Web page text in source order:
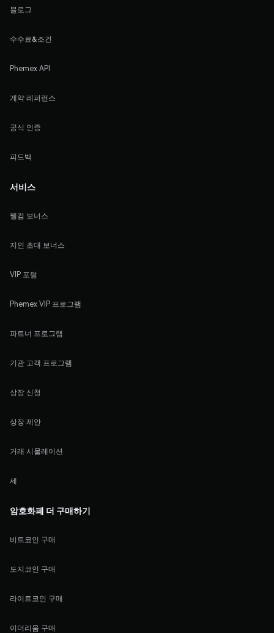
블로그
수수료&조건
Phemex API
계약 레퍼런스
공식 인증
피드백
서비스
웰컴 보너스
지인 초대 보너스
VIP 포털
Phemex VIP 프로그램
파트너 프로그램
기관 고객 프로그램
상장 신청
상장 제안
거래 시물레이션
세
암호화폐 더 구매하기
비트코인 구매
도지코인 구매
라이트코인 구매
이더리움 구매